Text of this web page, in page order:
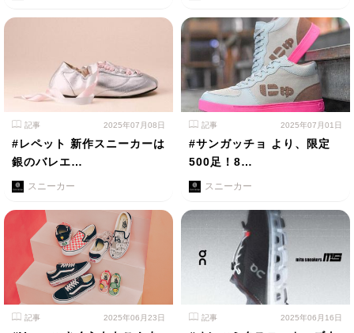
記事 2025年07月08日
#レペット 新作スニーカーは
銀のバレエ…
スニーカー
記事 2025年07月01日
#サンガッチョ より、限定
500足！8…
スニーカー
記事 2025年06月23日 記事 2025年06月16日